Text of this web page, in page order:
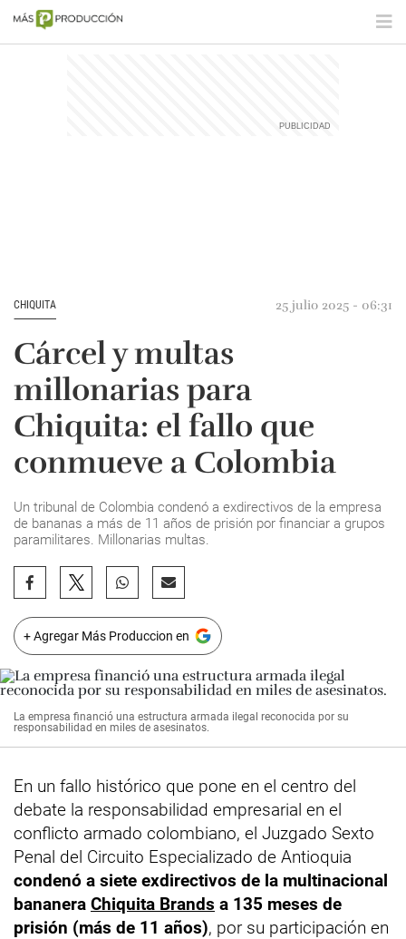
CHIQUITA 25 julio 2025 - 06:31
Cárcel y multas
millonarias para
Chiquita: el fallo que
conmueve a Colombia
Un tribunal de Colombia condenó a exdirectivos de la empresa
de bananas a más de 11 años de prisión por financiar a grupos
paramilitares. Millonarias multas.
+ Agregar Más Produccion en
La empresa financió una estructura armada ilegal reconocida por su
responsabilidad en miles de asesinatos.
En un fallo histórico que pone en el centro del
debate la responsabilidad empresarial en el
conflicto armado colombiano, el Juzgado Sexto
Penal del Circuito Especializado de Antioquia
condenó a siete exdirectivos de la multinacional
bananera Chiquita Brands a 135 meses de
prisión (más de 11 años), por su participación en